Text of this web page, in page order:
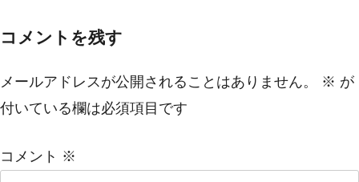
コメントを残す
メールアドレスが公開されることはありません。 ※ が
付いている欄は必須項目です
コメント ※